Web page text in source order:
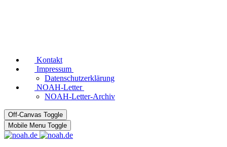
Kontakt
Impressum
Datenschutzerklärung
NOAH-Letter
NOAH-Letter-Archiv
Off-Canvas Toggle
Mobile Menu Toggle